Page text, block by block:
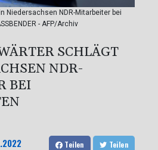
Niedersachsen NDR-Mitarbeiter bei
- AFP/Archiv
SCHLÄGT
NDR-
BEI
Teilen Teilen